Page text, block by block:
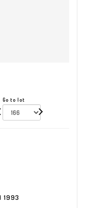
Go to lot
1993